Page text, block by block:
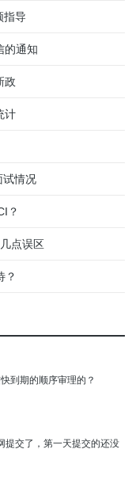
指导
的通知
政
计
试情况
？
点误区
？
到期的顺序审理的？
提交了，第一天提交的还没